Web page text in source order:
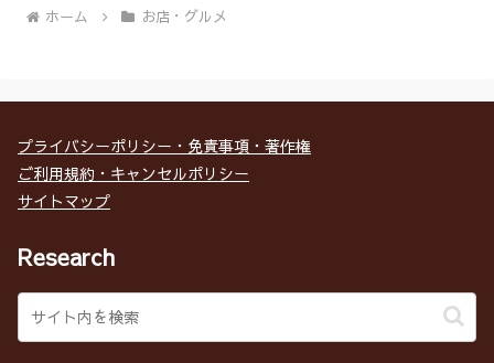
ホーム お店・グルメ
プライバシーポリシー・免責事項・著作権
ご利用規約・キャンセルポリシー
サイトマップ
Research